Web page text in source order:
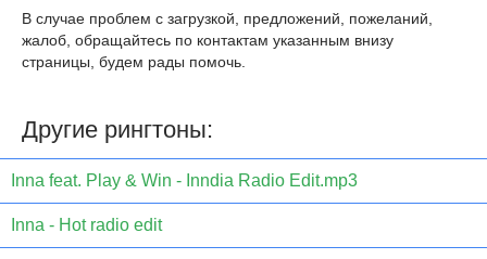
В случае проблем с загрузкой, предложений, пожеланий,
жалоб, обращайтесь по контактам указанным внизу
страницы, будем рады помочь.
Другие рингтоны:
Inna feat. Play & Win - Inndia Radio Edit.mp3
Inna - Hot radio edit